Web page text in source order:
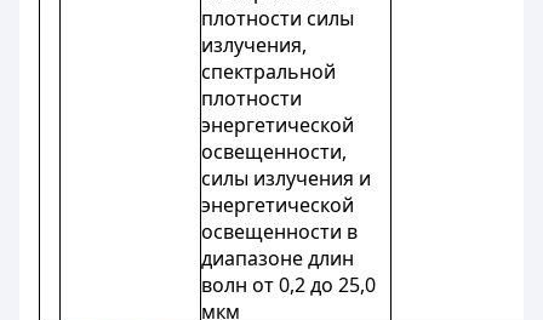
плотности силы
излучения,
спектральной
плотности
энергетической
освещенности,
силы излучения и
энергетической
освещенности в
диапазоне длин
волн от 0,2 до 25,0
мкм